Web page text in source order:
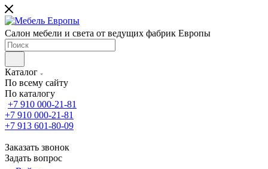
Салон мебели и света от ведущих фабрик Европы
Каталог
По всему сайту
По каталогу
+7 910 000-21-81
+7 910 000-21-81
+7 913 601-80-09
Заказать звонок
Задать вопрос